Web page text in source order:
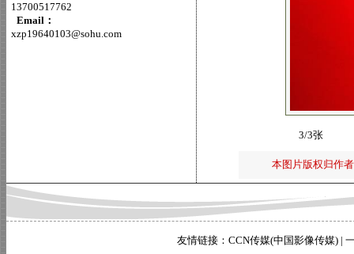
13700517762
Email：
xzp19640103@sohu.com
3/3张
本图片版权归作
友情链接： CCN传媒(中国影像传媒) |